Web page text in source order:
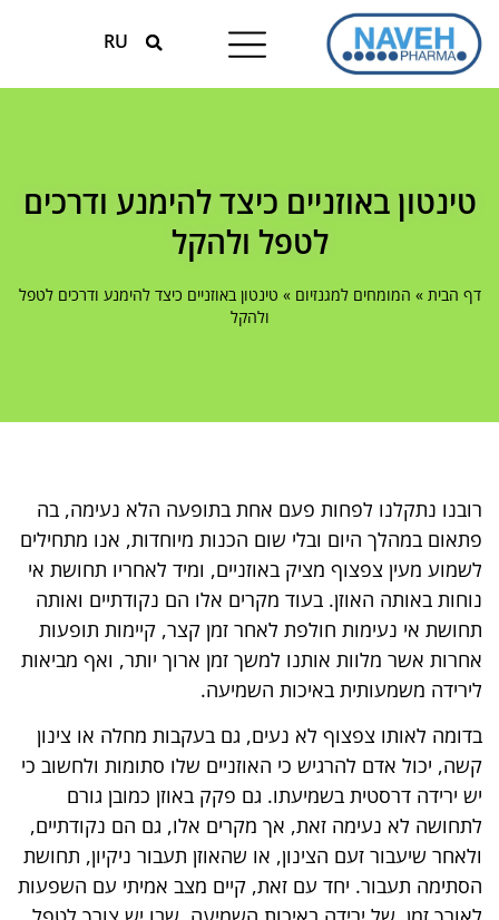
RU
טינטון באוזניים כיצד להימנע ודרכים
לטפל ולהקל
דף הבית » המומחים למגנזיום » טינטון באוזניים כיצד להימנע ודרכים לטפל
ולהקל
רובנו נתקלנו לפחות פעם אחת בתופעה הלא נעימה, בה
פתאום במהלך היום ובלי שום הכנות מיוחדות, אנו מתחילים
לשמוע מעין צפצוף מציק באוזניים, ומיד לאחריו תחושת אי
נוחות באותה האוזן. בעוד מקרים אלו הם נקודתיים ואותה
תחושת אי נעימות חולפת לאחר זמן קצר, קיימות תופעות
אחרות אשר מלוות אותנו למשך זמן ארוך יותר, ואף מביאות
לירידה משמעותית באיכות השמיעה.
בדומה לאותו צפצוף לא נעים, גם בעקבות מחלה או צינון
קשה, יכול אדם להרגיש כי האוזניים שלו סתומות ולחשוב כי
יש ירידה דרסטית בשמיעתו. גם פקק באוזן כמובן גורם
לתחושה לא נעימה זאת, אך מקרים אלו, גם הם נקודתיים,
ולאחר שיעבור זעם הצינון, או שהאוזן תעבור ניקיון, תחושת
הסתימה תעבור. יחד עם זאת, קיים מצב אמיתי עם השפעות